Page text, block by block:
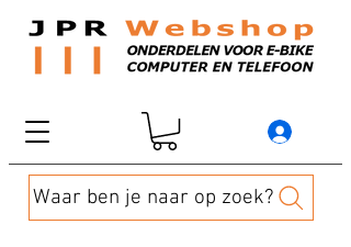
Waar ben je naar op zoek?